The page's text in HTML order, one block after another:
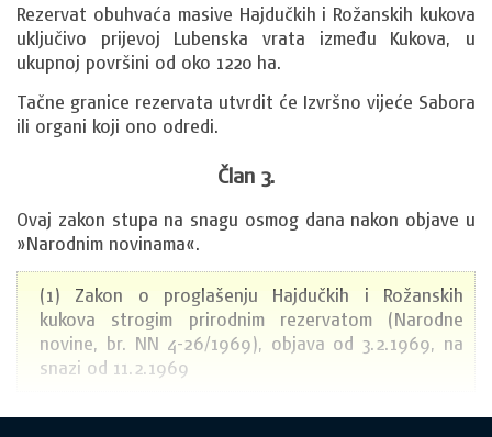
Rezervat obuhvaća masive Hajdučkih i Rožanskih kukova
uključivo prijevoj Lubenska vrata između Kukova, u
ukupnoj površini od oko 1220 ha.
Tačne granice rezervata utvrdit će Izvršno vijeće Sabora
ili organi koji ono odredi.
Član 3.
Ovaj zakon stupa na snagu osmog dana nakon objave u
»Narodnim novinama«.
(1) Zakon o proglašenju Hajdučkih i Rožanskih
kukova strogim prirodnim rezervatom (Narodne
novine, br. NN 4-26/1969), objava od 3.2.1969, na
snazi od 11.2.1969